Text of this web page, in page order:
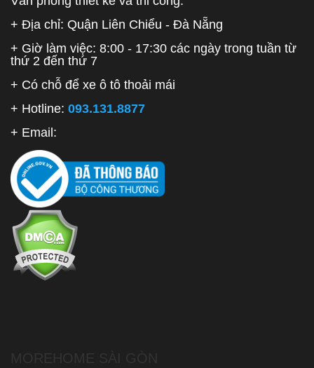
+ Địa chỉ: Quận Liên Chiểu - Đà Nẵng
+ Giờ làm việc: 8:00 - 17:30 các ngày trong tuần từ
thứ 2 đến thứ 7
+ Có chỗ để xe ô tô thoải mái
+ Hotline: 093.131.8877
+ Email: